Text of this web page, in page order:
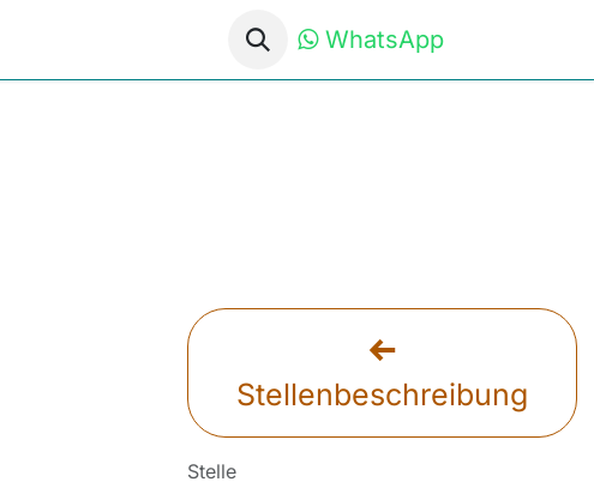
WhatsApp
Stellenbeschreibung
Stelle